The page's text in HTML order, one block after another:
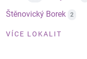
Štěnovický Borek 2
VÍCE LOKALIT